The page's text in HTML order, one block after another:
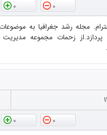
0
0
مجله رشد جغرافیا به
زحمات مجموعه مدیریت
0
0